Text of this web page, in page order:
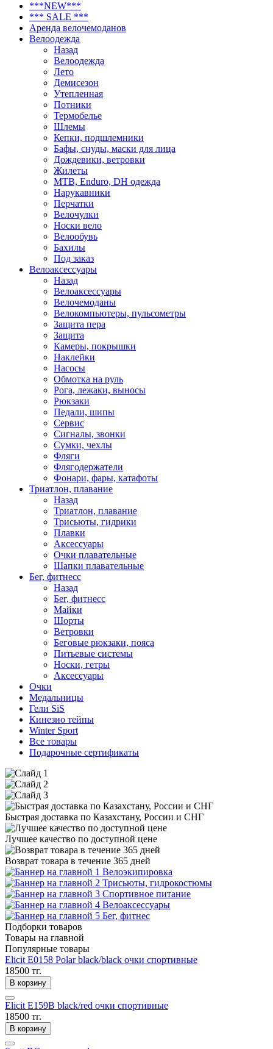
***NEW***
*** SALE ***
Аренда велочемоданов
Велоодежда
Назад
Велоодежда
Лето
Демисезон
Утепленная
Потники
Термобелье
Шлемы
Кепки, подшлемники
Бафы, снуды, маски для лица
Дождевики, ветровки
Жилеты
MTB, Enduro, DH одежда
Нарукавники
Перчатки
Велочулки
Носки вело
Велообувь
Бахилы
Под заказ
Велоаксессуары
Назад
Велоаксессуары
Велочемоданы
Велокомпьютеры, пульсометры
Защита пера
Защита
Камеры, покрышки
Наклейки
Насосы
Обмотка на руль
Рога, лежаки, выносы
Рюкзаки
Педали, шипы
Сервис
Сигналы, звонки
Сумки, чехлы
Фляги
Флягодержатели
Фонари, фары, катафоты
Триатлон, плавание
Назад
Триатлон, плавание
Трисьюты, гидрики
Плавки
Аксессуары
Очки плавательные
Шапки плавательные
Бег, фитнесс
Назад
Бег, фитнесс
Майки
Шорты
Ветровки
Беговые рюкзаки, пояса
Питьевые системы
Носки, гетры
Аксессуары
Очки
Медальницы
Гели SiS
Кинезио тейпы
Winter Sport
Все товары
Подарочные сертификаты
Быстрая доставка по Казахстану, России и СНГ
Лучшее качество по доступной цене
Возврат товара в течение 365 дней
Велоэкипировка
Трисьюты, гидрокостюмы
Спортивное питание
Велоаксессуары
Бег, фитнес
Подборки товаров
Товары на главной
Популярные товары
Elicit E0158 Polar black/black очки спортивные
18500 тг.
В корзину
Elicit E159B black/red очки спортивные
18500 тг.
В корзину